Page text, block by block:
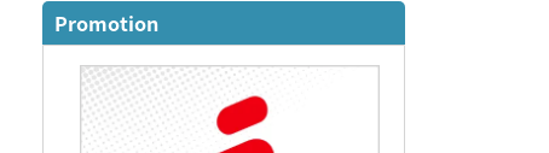
Promotion